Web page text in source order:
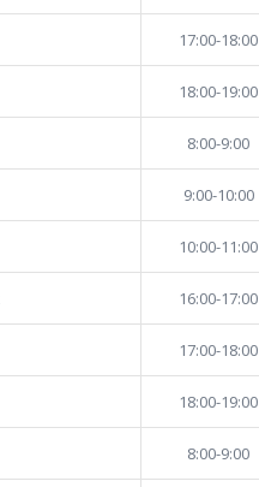
17:00-18:00
18:00-19:00
8:00-9:00
9:00-10:00
10:00-11:00
16:00-17:00
17:00-18:00
18:00-19:00
8:00-9:00